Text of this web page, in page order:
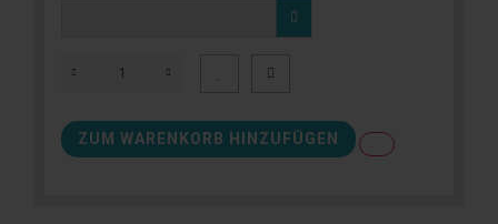
ZUM WARENKORB HINZUFÜGEN